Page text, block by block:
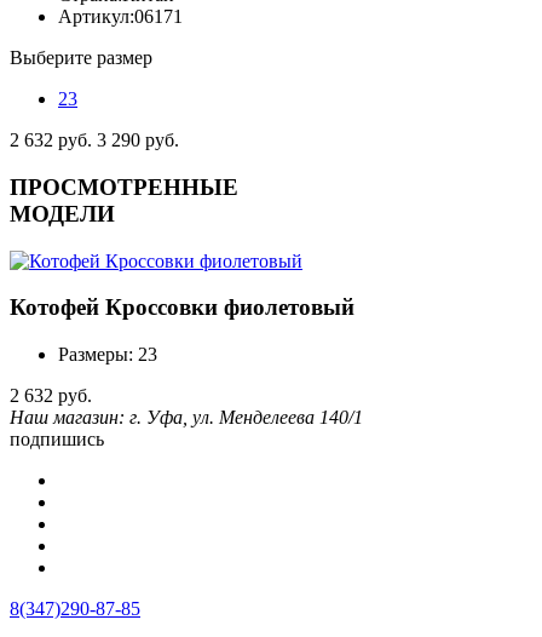
Артикул:06171
Выберите размер
23
2 632 руб. 3 290 руб.
ПРОСМОТРЕННЫЕ
МОДЕЛИ
Котофей Кроссовки фиолетовый
Размеры: 23
2 632 руб.
Наш магазин: г. Уфа, ул. Менделеева 140/1
подпишись
8(347)290-87-85